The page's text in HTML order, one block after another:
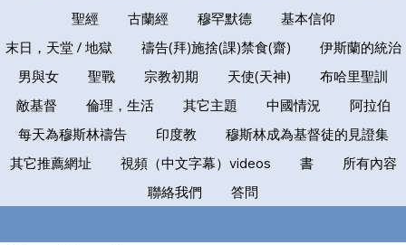
聖經
古蘭經 穆罕默德
基本信仰
末日，天堂 / 地獄
禱告(拜)施捨(課)禁食(齋)
伊斯蘭的統治
男與女
聖戰 宗教初期 天使(天神)
布哈里聖訓
敵基督
倫理，生活 其它主題 中國情況
阿拉伯
每天為穆斯林禱告
印度教
穆斯林成為基督徒的見證集
其它推薦網址
視頻（中文字幕）videos 書
所有內容
聯絡我們
答問